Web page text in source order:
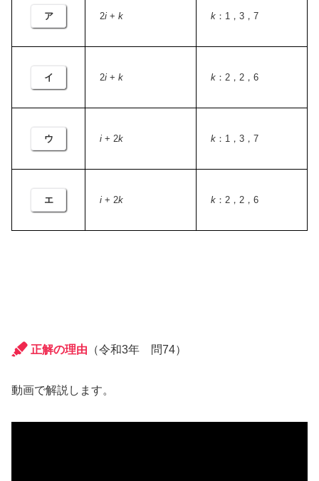
ア 2i + k k ：1，3，7
イ 2i + k k ：2，2，6
ウ i + 2k k ：1，3，7
エ i + 2k k ：2，2，6
正解の理由 （令和3年 問74）
動画で解説します。